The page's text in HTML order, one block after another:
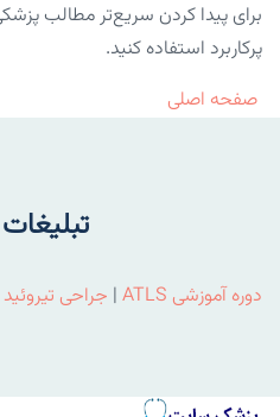
برای پیدا کردن سریع‌تر مطالب
پرکاربرد استفاده کنید.
صفحه اصلی
دوره آموزشی ATLS | جراحی تیروئید